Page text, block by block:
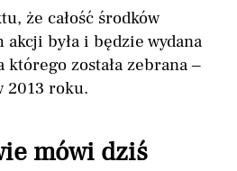
że całość środków
była i będzie wydana
którego została zebrana –
2013 roku.
mówi dziś